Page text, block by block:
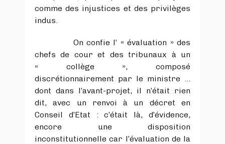
comme des injustices et des privilèges
indus.
On confie l’ « évaluation » des
chefs de cour et des tribunaux à un
« collège », composé
discrétionnairement par le ministre …
dont dans l’avant-projet, il n’était rien
dit, avec un renvoi à un décret en
Conseil d’Etat : c’était là, d’évidence,
encore une disposition
inconstitutionnelle car l’évaluation de la